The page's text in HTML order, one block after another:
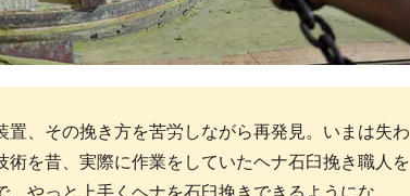
、その挽き方を苦労しながら再発見。いまは失わ
を昔、実際に作業をしていたヘナ石臼挽き職人を
やっと上手くヘナを石臼挽きできるようにな